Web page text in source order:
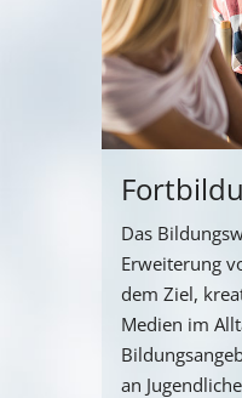
Das
Erweiterung
dem Ziel,
Medien im
an